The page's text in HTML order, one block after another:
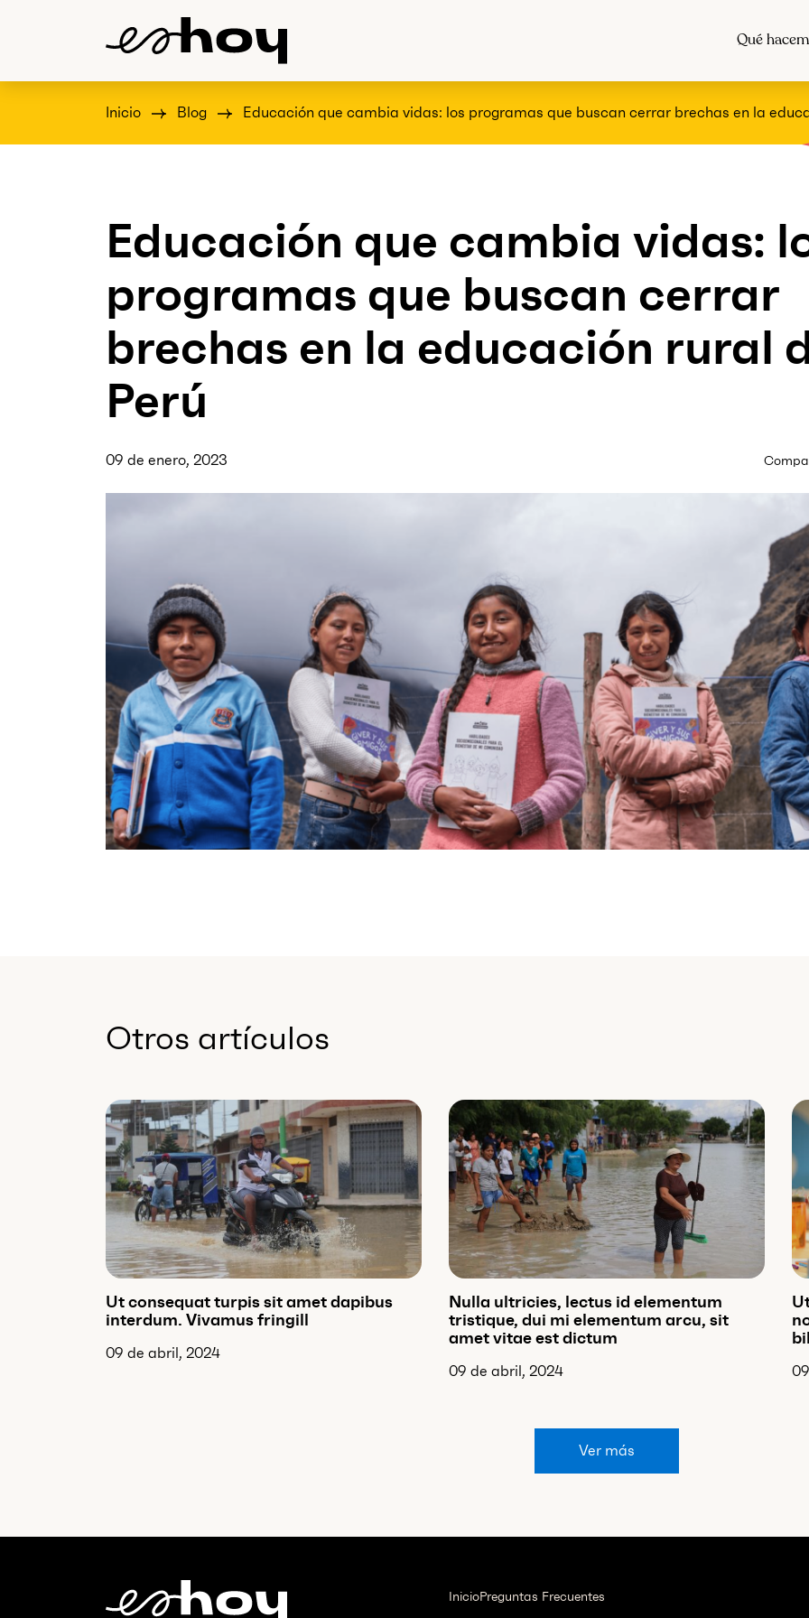
Qué
Inicio Blog Educación que cambia vidas: los programas que buscan cerrar brechas en la
Educación que cambia vidas:
programas que buscan cerrar
brechas en la educación rural
Perú
09 de enero, 2023
Otros artículos
Ut consequat turpis sit amet dapibus
interdum. Vivamus fringill
09 de abril, 2024
Nulla ultricies, lectus id elementum
tristique, dui mi elementum arcu, sit
amet vitae est dictum
09 de abril, 2024
Ver más
InicioPreguntas Frecuentes